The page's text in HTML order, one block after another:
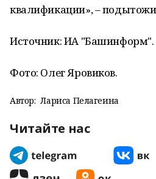
квалификации», –
Источник: ИА "Башинформ".
Фото: Олег Яровиков.
Автор: Лариса Пелагеина
Читайте нас